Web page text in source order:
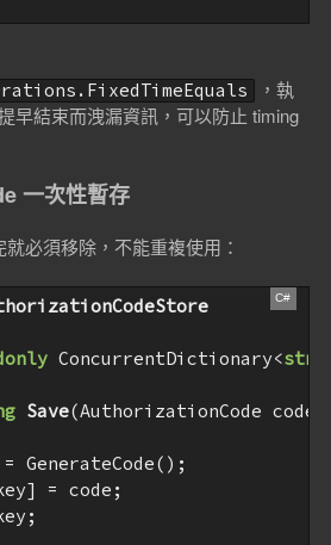
，執
早結束而洩漏資訊，可以防止 timing
一次性暫存
必須移除，不能重複使用：
ConcurrentDictionary<
Save(AuthorizationCode code
GenerateCode();
= code;